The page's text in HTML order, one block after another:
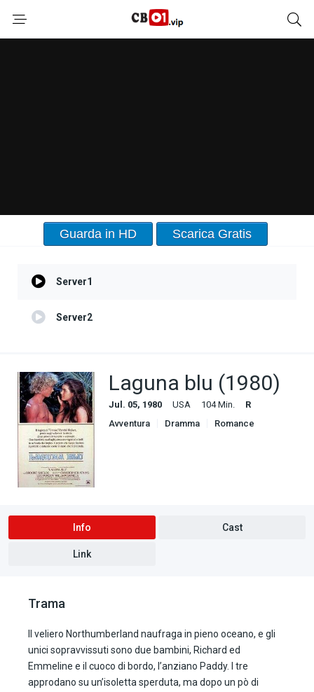
Guarda in HD Scarica Gratis
Server1
Server2
Laguna blu (1980)
Jul. 05, 1980 USA 104 Min.
R
Avventura
Dramma Romance
Info Cast
Link
Trama
Il veliero Northumberland naufraga in pieno oceano, e gli
unici sopravvissuti sono due bambini, Richard ed
Emmeline e il cuoco di bordo, l’anziano Paddy. I tre
approdano su un’isoletta sperduta, ma dopo un pò di